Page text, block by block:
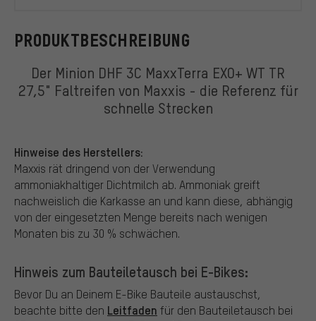
PRODUKTBESCHREIBUNG
Der Minion DHF 3C MaxxTerra EXO+ WT TR
27,5" Faltreifen von Maxxis - die Referenz für
schnelle Strecken
Hinweise des Herstellers:
Maxxis rät dringend von der Verwendung
ammoniakhaltiger Dichtmilch ab. Ammoniak greift
nachweislich die Karkasse an und kann diese, abhängig
von der eingesetzten Menge bereits nach wenigen
Monaten bis zu 30 % schwächen.
Hinweis zum Bauteiletausch bei E-Bikes:
Bevor Du an Deinem E-Bike Bauteile austauschst,
beachte bitte den Leitfaden für den Bauteiletausch bei